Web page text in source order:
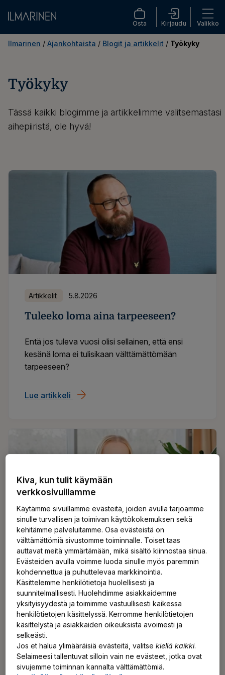
Osta Kirjaudu Valikko
Ilmarinen / Ajankohtaista / Blogit ja artikkelit / Työkyky
Työkyky
Tässä kaikki blogimme ja artikkelimme valitsemastasi
aihepiiristä, ole hyvä!
Artikkelit 5.8.2026
Tuleeko loma aina tarpeeseen?
Entä jos tuleva vuosi olisi sellainen, että ensi
kesänä loma ei tulisikaan välttämättömään
tarpeeseen?
Lue artikkeli Tuleeko loma aina tarpeeseen?
Blogit 24.6.2026
Liikuntaetu ei pelasta, jos työpäivä
kuluu paikallaan
Moni työpaikka haluaa panostaa henkilöstön
hyvinvointiin liikuntaa ja liikkumista tukemalla.
Ilmiö on pelkästään positiivinen, sillä fyysisen
aktiivisuuden tiedetään tukevan jaksamista,
vireyttä, palautumista ja työkykyä. Keinoja on
Kiva, kun tulit käymään
verkkosivuillamme
Käytämme sivuillamme evästeitä, joiden avulla tarjoamme
sinulle turvallisen ja toimivan käyttökokemuksen sekä
kehitämme palveluitamme. Osa evästeistä on
välttämättömiä sivustomme toiminnalle. Toiset taas
auttavat meitä ymmärtämään, mikä sisältö kiinnostaa sinua.
Evästeiden avulla voimme luoda sinulle myös paremmin
kohdennettua ja puhuttelevaa markkinointia.
Käsittelemme henkilötietoja huolellisesti ja
suunnitelmallisesti. Huolehdimme asiakkaidemme
yksityisyydestä ja toimimme vastuullisesti kaikessa
henkilötietojen käsittelyssä. Kerromme henkilötietojen
käsittelystä ja asiakkaiden oikeuksista avoimesti ja
selkeästi.
Jos et halua ylimääräisiä evästeitä, valitsekiellä kaikki.
Selaimeesi tallentuvat silloin vain ne evästeet, jotka ovat
sivujemme toiminnan kannalta välttämättömiä.